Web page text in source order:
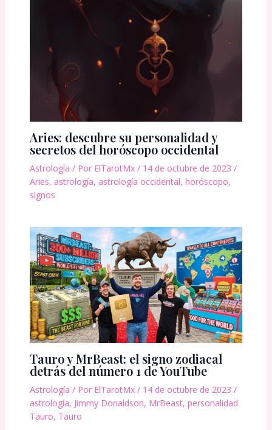
Aries: descubre su personalidad y
secretos del horóscopo occidental
Astrología / Por ElTarotMx / 14 de octubre de 2023 /
Aries, astrología, astrología occidental, horóscopo,
signos
Tauro y MrBeast: el signo zodiacal
detrás del número 1 de YouTube
Astrología / Por ElTarotMx / 14 de octubre de 2023 /
astrología, Jimmy Donaldson, MrBeast, personalidad
Tauro, Tauro